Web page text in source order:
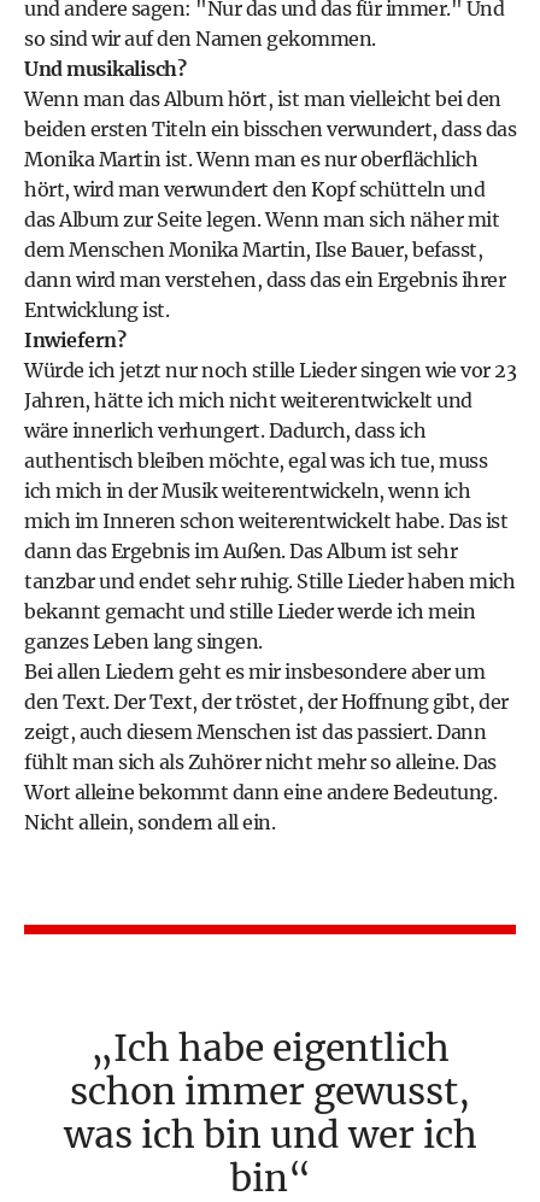
und andere sagen: "Nur das und das für immer." Und
so sind wir auf den Namen gekommen.
Und musikalisch?
Wenn man das Album hört, ist man vielleicht bei den
beiden ersten Titeln ein bisschen verwundert, dass das
Monika Martin ist. Wenn man es nur oberflächlich
hört, wird man verwundert den Kopf schütteln und
das Album zur Seite legen. Wenn man sich näher mit
dem Menschen Monika Martin, Ilse Bauer, befasst,
dann wird man verstehen, dass das ein Ergebnis ihrer
Entwicklung ist.
Inwiefern?
Würde ich jetzt nur noch stille Lieder singen wie vor 23
Jahren, hätte ich mich nicht weiterentwickelt und
wäre innerlich verhungert. Dadurch, dass ich
authentisch bleiben möchte, egal was ich tue, muss
ich mich in der Musik weiterentwickeln, wenn ich
mich im Inneren schon weiterentwickelt habe. Das ist
dann das Ergebnis im Außen. Das Album ist sehr
tanzbar und endet sehr ruhig. Stille Lieder haben mich
bekannt gemacht und stille Lieder werde ich mein
ganzes Leben lang singen.
Bei allen Liedern geht es mir insbesondere aber um
den Text. Der Text, der tröstet, der Hoffnung gibt, der
zeigt, auch diesem Menschen ist das passiert. Dann
fühlt man sich als Zuhörer nicht mehr so alleine. Das
Wort alleine bekommt dann eine andere Bedeutung.
Nicht allein, sondern all ein.
Ich habe eigentlich
schon immer gewusst,
was ich bin und wer ich
bin